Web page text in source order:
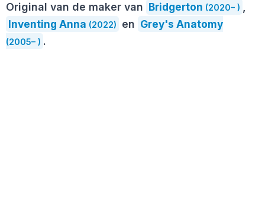
Original van de maker van Bridgerton (2020– ) ,
Inventing Anna (2022) en Grey's Anatomy
(2005– ) .